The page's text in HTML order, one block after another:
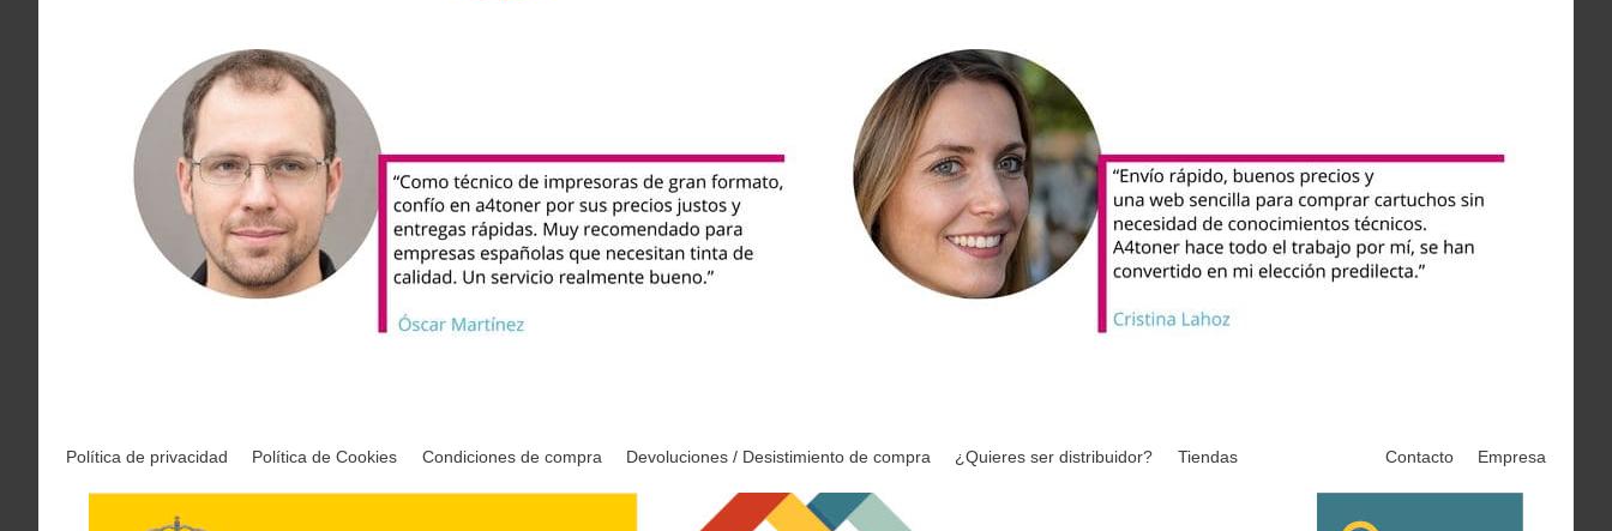
Política de privacidad Política de Cookies Condiciones de compra Devoluciones / Desistimiento de compra ¿Quieres ser distribuidor? Tiendas Contacto Empresa